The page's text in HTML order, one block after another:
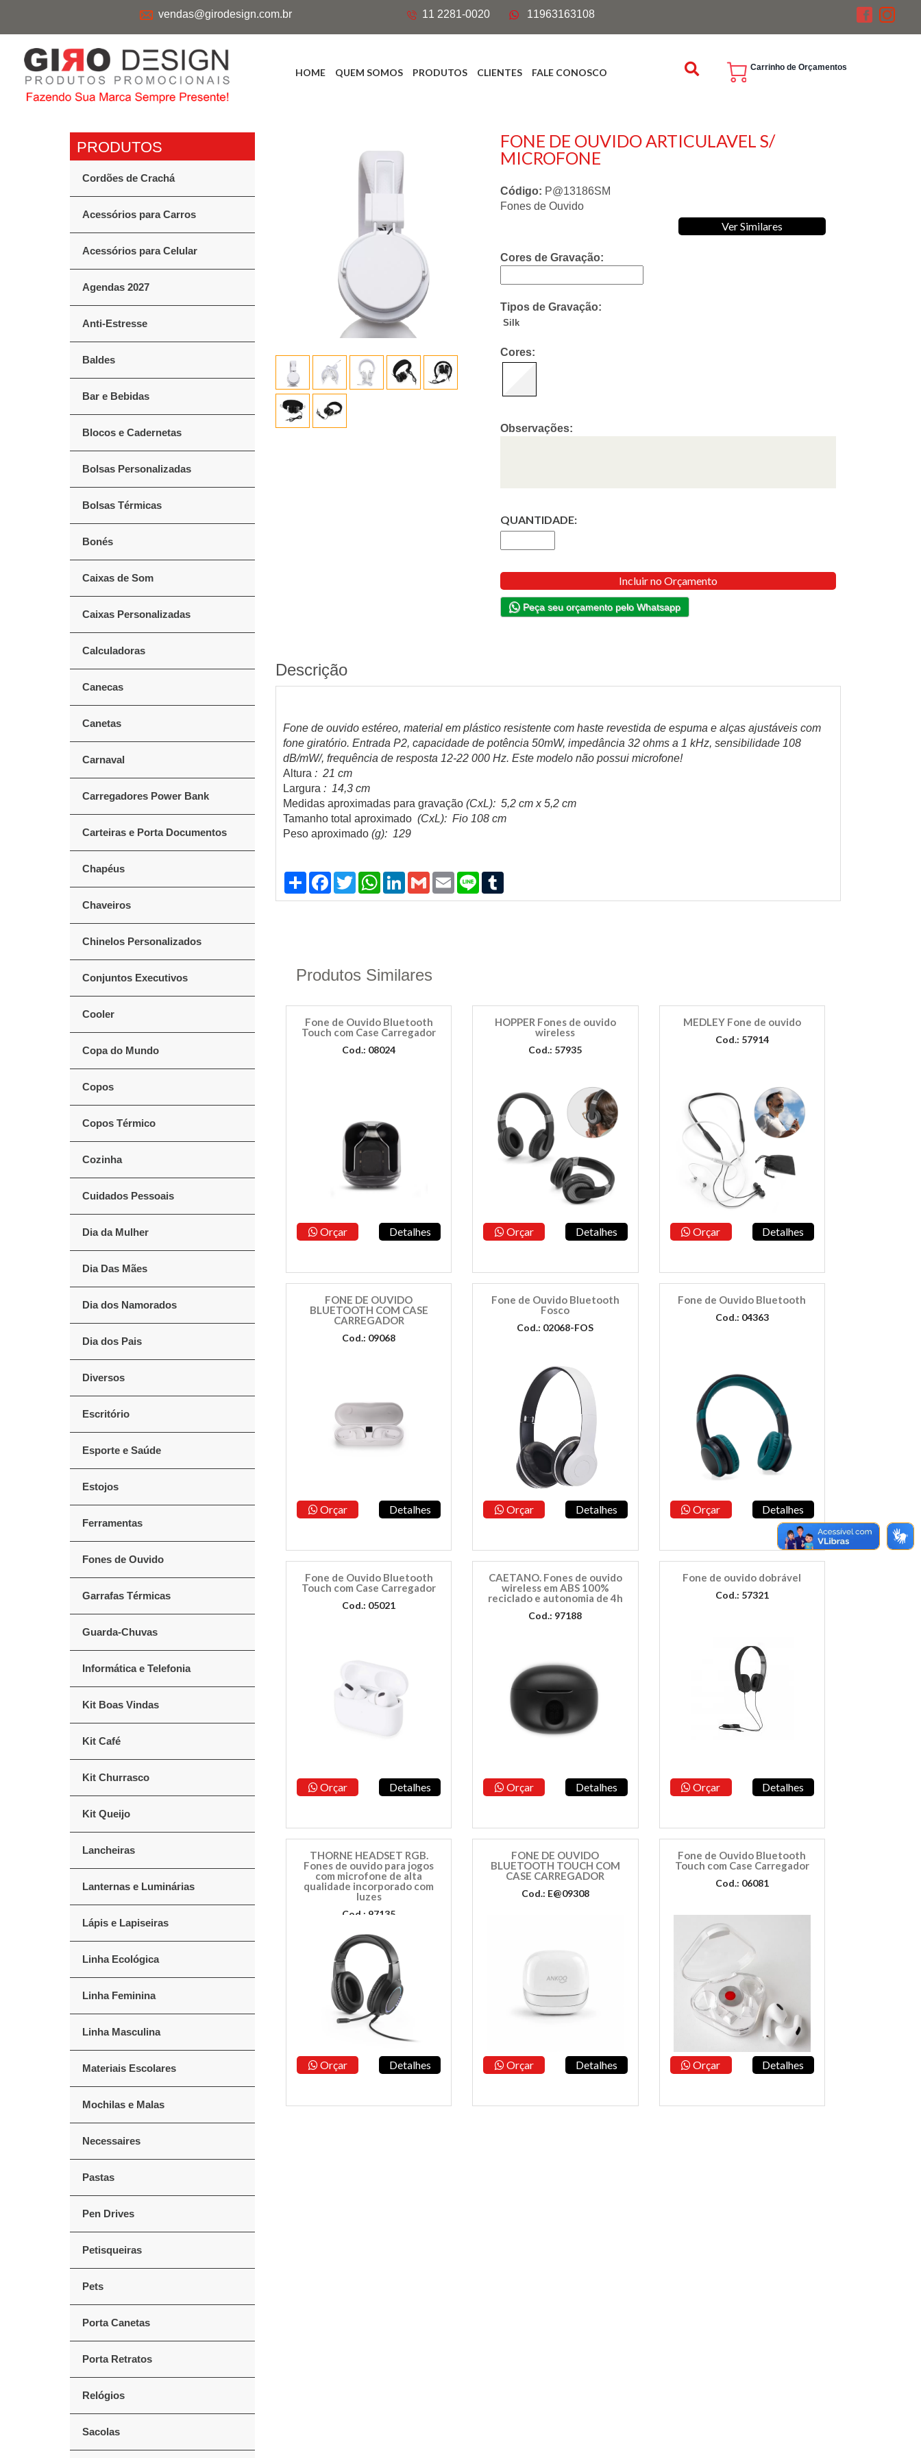
vendas@girodesign.com.br 11 2281-0020 11963163108
HOME QUEM SOMOS PRODUTOS CLIENTES FALE CONOSCO Carrinho de Orçamentos
Cordões de Crachá
Acessórios para Carros
Acessórios para Celular
Agendas 2027
Anti-Estresse
Baldes
Bar e Bebidas
Blocos e Cadernetas
Bolsas Personalizadas
Bolsas Térmicas
Bonés
Caixas de Som
Caixas Personalizadas
Calculadoras
Canecas
Canetas
Carnaval
Carregadores Power Bank
Carteiras e Porta Documentos
Chapéus
Chaveiros
Chinelos Personalizados
Conjuntos Executivos
Cooler
Copa do Mundo
Copos
Copos Térmico
Cozinha
Cuidados Pessoais
Dia da Mulher
Dia Das Mães
Dia dos Namorados
Dia dos Pais
Diversos
Escritório
Esporte e Saúde
Estojos
Ferramentas
Fones de Ouvido
Garrafas Térmicas
Guarda-Chuvas
Informática e Telefonia
Kit Boas Vindas
Kit Café
Kit Churrasco
Kit Queijo
Lancheiras
Lanternas e Luminárias
Lápis e Lapiseiras
Linha Ecológica
Linha Feminina
Linha Masculina
Materiais Escolares
Mochilas e Malas
Necessaires
Pastas
Pen Drives
Petisqueiras
Pets
Porta Canetas
Porta Retratos
Relógios
Sacolas
FONE DE OUVIDO ARTICULAVEL S/
MICROFONE
Código: P@13186SM
Fones de Ouvido
Ver Similares
Cores de Gravação:
Tipos de Gravação:
Silk
Cores:
Observações:
QUANTIDADE:
Incluir no Orçamento
Peça seu orçamento pelo Whatsapp
Descrição
Fone de ouvido estéreo, material em plástico resistente com haste revestida de espuma e alças ajustáveis com
fone giratório. Entrada P2, capacidade de potência 50mW, impedância 32 ohms a 1 kHz, sensibilidade 108
dB/mW/, frequência de resposta 12-22 000 Hz. Este modelo não possui microfone!
Altura : 21 cm
Largura : 14,3 cm
Medidas aproximadas para gravação (CxL): 5,2 cm x 5,2 cm
Tamanho total aproximado (CxL): Fio 108 cm
Peso aproximado (g): 129
Compartilhar
Facebook
TwitterWhatsApp
LinkedIn
GmailEmailLine
Produtos Similares
Fone de Ouvido Bluetooth
Touch com Case Carregador
Cod.: 08024
Orçar Detalhes
HOPPER Fones de ouvido
wireless
Cod.: 57935
Orçar Detalhes
MEDLEY Fone de ouvido
Cod.: 57914
Orçar Detalhes
FONE DE OUVIDO
BLUETOOTH COM CASE
CARREGADOR
Cod.: 09068
Orçar Detalhes
Fone de Ouvido Bluetooth
Fosco
Cod.: 02068-FOS
Orçar Detalhes
Fone de Ouvido Bluetooth
Cod.: 04363
Orçar Detalhes
Fone de Ouvido Bluetooth
Touch com Case Carregador
Cod.: 05021
Orçar Detalhes
CAETANO. Fones de ouvido
wireless em ABS 100%
reciclado e autonomia de 4h
Cod.: 97188
Orçar Detalhes
Fone de ouvido dobrável
Cod.: 57321
Orçar Detalhes
THORNE HEADSET RGB.
Fones de ouvido para jogos
com microfone de alta
qualidade incorporado com
luzes
Cod.: 97135
Orçar Detalhes
FONE DE OUVIDO
BLUETOOTH TOUCH COM
CASE CARREGADOR
Cod.: E@09308
Orçar Detalhes
Fone de Ouvido Bluetooth
Touch com Case Carregador
Cod.: 06081
Orçar Detalhes